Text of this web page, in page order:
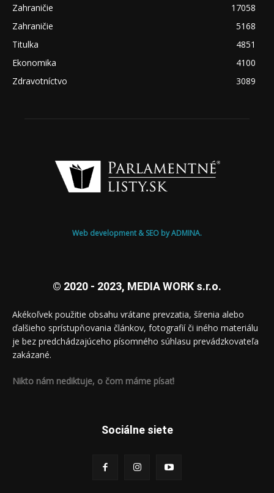
Zahraničie
17058
Zahraničie
5168
Titulka
4851
Ekonomika
4100
Zdravotníctvo
3089
Web development & SEO by ADMINA.
© 2020 - 2023, MEDIA WORK s.r.o.
Akékoľvek použitie obsahu vrátane prevzatia, šírenia alebo
ďalšieho sprístupňovania článkov, fotografií či iného materiálu
je bez predchádzajúceho písomného súhlasu prevádzkovateľa
zakázané.
Nikto nám nediktuje, o čom máme písať!
Sociálne siete